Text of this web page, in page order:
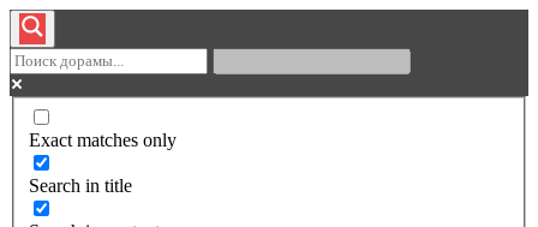
Exact matches only
Search in title